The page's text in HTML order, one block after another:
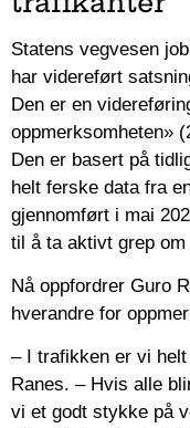
Statens vegvesen
har videreført
Den er en
oppmerksomheten»
Den er basert på
helt ferske data fra
gjennomført i mai
til å ta aktivt grep
Nå oppfordrer Guro
hverandre for
– I trafikken er vi
Ranes. – Hvis alle
vi et godt stykke på